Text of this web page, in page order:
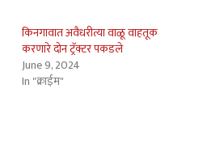
किनगावात अवैधरीत्या वाळू वाहतूक
करणारे दोन ट्रॅक्टर पकडले
June 9, 2024
In "क्राईम"